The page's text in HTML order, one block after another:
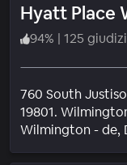
Hyatt Place
94% | 125 giudizi
760 South
19801.
Wilmington - de,